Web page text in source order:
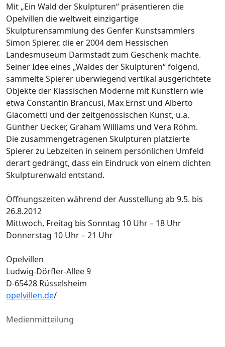
Mit „Ein Wald der Skulpturen“ präsentieren die
Opelvillen die weltweit einzigartige
Skulpturensammlung des Genfer Kunstsammlers
Simon Spierer, die er 2004 dem Hessischen
Landesmuseum Darmstadt zum Geschenk machte.
Seiner Idee eines „Waldes der Skulpturen“ folgend,
sammelte Spierer überwiegend vertikal ausgerichtete
Objekte der Klassischen Moderne mit Künstlern wie
etwa Constantin Brancusi, Max Ernst und Alberto
Giacometti und der zeitgenössischen Kunst, u.a.
Günther Uecker, Graham Williams und Vera Röhm.
Die zusammengetragenen Skulpturen platzierte
Spierer zu Lebzeiten in seinem persönlichen Umfeld
derart gedrängt, dass ein Eindruck von einem dichten
Skulpturenwald entstand.
Öffnungszeiten während der Ausstellung ab 9.5. bis
26.8.2012
Mittwoch, Freitag bis Sonntag 10 Uhr – 18 Uhr
Donnerstag 10 Uhr – 21 Uhr
Opelvillen
Ludwig-Dörfler-Allee 9
D-65428 Rüsselsheim
opelvillen.de/
Medienmitteilung